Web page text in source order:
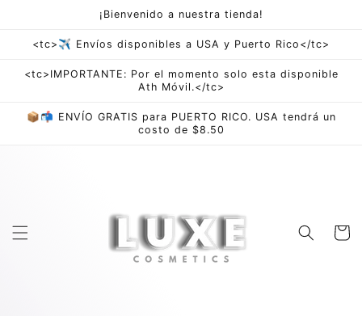
¡Bienvenido a nuestra tienda!
<tc>✈ Envíos disponibles a USA y Puerto Rico</tc>
<tc>IMPORTANTE: Por el momento solo esta disponible
Ath Móvil.</tc>
📦📬 ENVÍO GRATIS para PUERTO RICO. USA tendrá un
costo de $8.50
Carro